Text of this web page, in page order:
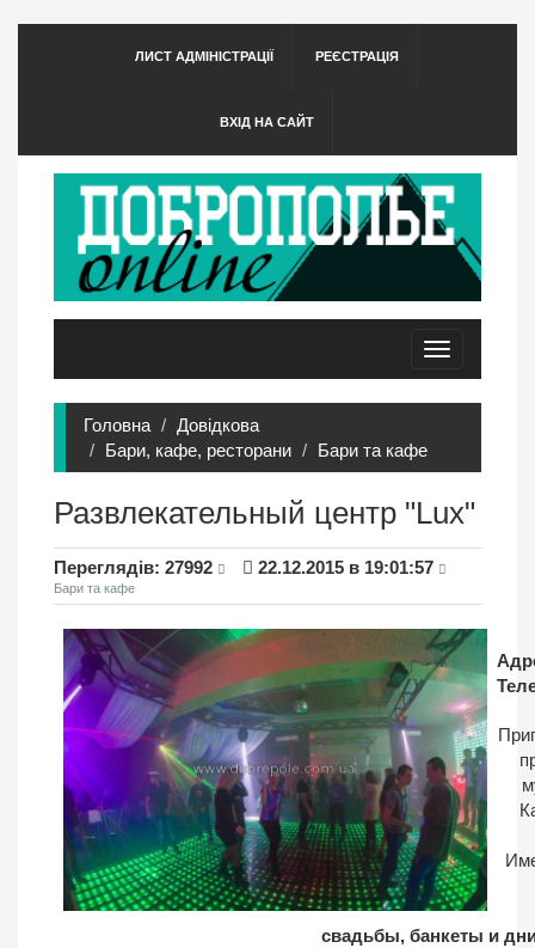
ЛИСТ АДМІНІСТРАЦІЇ РЕЄСТРАЦІЯ
ВХІД НА САЙТ
Toggle
navigation
Головна
Довідкова
Бари, кафе, ресторани
Бари та кафе
Развлекательный центр "Lux"
Переглядiв: 27992 22.12.2015 в 19:01:57
Бари та кафе
свадьбы, банкеты и